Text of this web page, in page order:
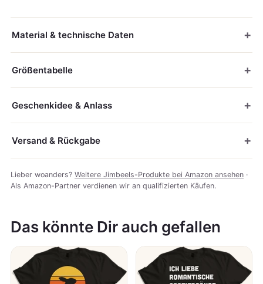
Material & technische Daten
Größentabelle
Geschenkidee & Anlass
Versand & Rückgabe
Lieber woanders? Weitere Jimbeels-Produkte bei Amazon ansehen ·
Als Amazon-Partner verdienen wir an qualifizierten Käufen.
Das könnte Dir auch gefallen